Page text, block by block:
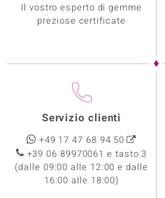
Il vostro esperto di gemme
preziose certificate
Servizio clienti
+49 17 47 68 94 50
+39 06 89970061 e tasto 3
(dalle 09:00 alle 12:00 e dalle
16:00 alle 18:00)